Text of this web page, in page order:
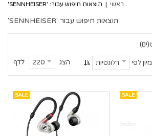
ראשי | תוצאות חיפוש עבור: 'SENNHEISER'
תוצאות חיפוש עבור 'SENNHEISER'
הצג 220 לדף מיון לפי רלונטיות
SALE
SALE